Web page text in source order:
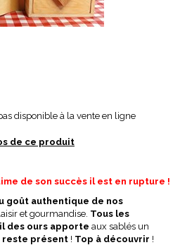
disponible à la vente en ligne
de ce produit
de son succès il est en rupture !
goût authentique de nos
et gourmandise. Tous les
des ours apporte aux sablés un
reste présent ! Top à découvrir !